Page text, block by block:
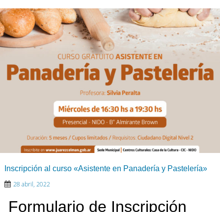
Inscripción al curso «Asistente en Panadería y Pastelería»
28 abril, 2022